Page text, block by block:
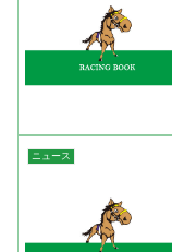
ニュース